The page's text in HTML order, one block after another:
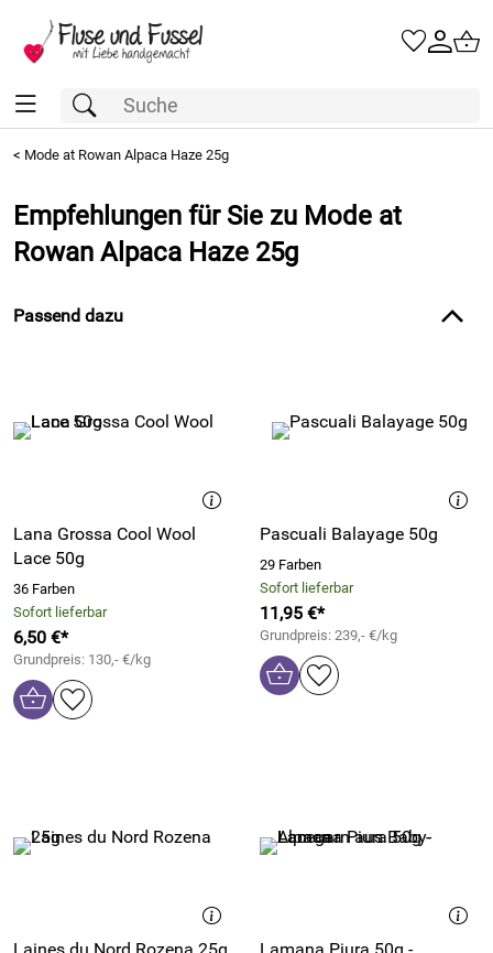
< Mode at Rowan Alpaca Haze 25g
Empfehlungen für Sie zu Mode at
Rowan Alpaca Haze 25g
Passend dazu
Lana Grossa Cool Wool
Lace 50g
36 Farben
Sofort lieferbar
6,50 €*
Grundpreis: 130,- €/kg
Pascuali Balayage 50g
29 Farben
Sofort lieferbar
11,95 €*
Grundpreis: 239,- €/kg